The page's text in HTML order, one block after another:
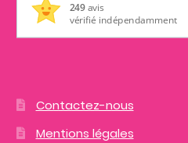
249avis
vérifié indépendamment
Contactez-nous
Mentions légales